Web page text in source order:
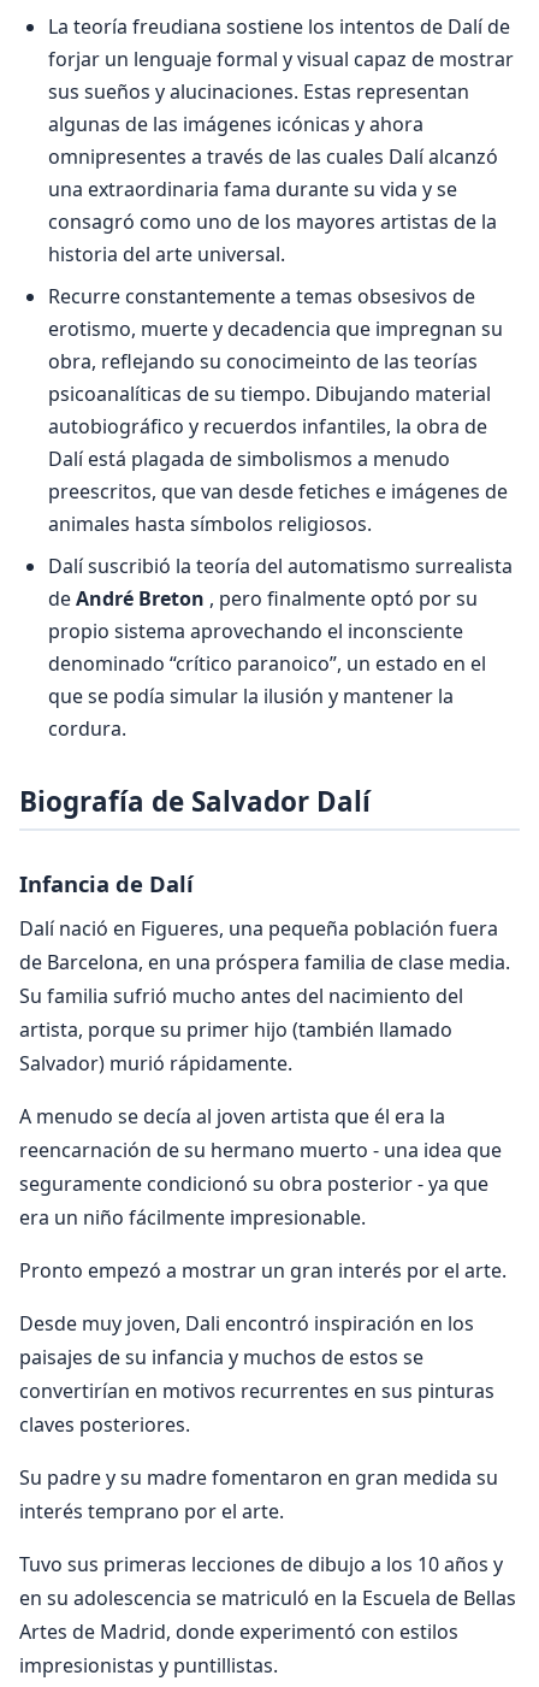
La teoría freudiana sostiene los intentos de Dalí de
forjar un lenguaje formal y visual capaz de mostrar
sus sueños y alucinaciones. Estas representan
algunas de las imágenes icónicas y ahora
omnipresentes a través de las cuales Dalí alcanzó
una extraordinaria fama durante su vida y se
consagró como uno de los mayores artistas de la
historia del arte universal.
Recurre constantemente a temas obsesivos de
erotismo, muerte y decadencia que impregnan su
obra, reflejando su conocimeinto de las teorías
psicoanalíticas de su tiempo. Dibujando material
autobiográfico y recuerdos infantiles, la obra de
Dalí está plagada de simbolismos a menudo
preescritos, que van desde fetiches e imágenes de
animales hasta símbolos religiosos.
Dalí suscribió la teoría del automatismo surrealista
deAndré Breton , pero finalmente optó por su
propio sistema aprovechando el inconsciente
denominado “crítico paranoico”, un estado en el
que se podía simular la ilusión y mantener la
cordura.
Biografía de Salvador Dalí
Infancia de Dalí
Dalí nació en Figueres, una pequeña población fuera
de Barcelona, ​​en una próspera familia de clase media.
Su familia sufrió mucho antes del nacimiento del
artista, porque su primer hijo (también llamado
Salvador) murió rápidamente.
A menudo se decía al joven artista que él era la
reencarnación de su hermano muerto - una idea que
seguramente condicionó su obra posterior - ya que
era un niño fácilmente impresionable.
Pronto empezó a mostrar un gran interés por el arte.
Desde muy joven, Dali encontró inspiración en los
paisajes de su infancia y muchos de estos se
convertirían en motivos recurrentes en sus pinturas
claves posteriores.
Su padre y su madre fomentaron en gran medida su
interés temprano por el arte.
Tuvo sus primeras lecciones de dibujo a los 10 años y
en su adolescencia se matriculó en la Escuela de Bellas
Artes de Madrid, donde experimentó con estilos
impresionistas y puntillistas.